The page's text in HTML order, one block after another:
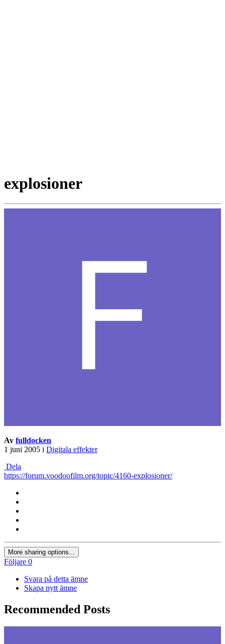
explosioner
Av fulldocken
1 juni 2005 i Digitala effekter
Dela
https://forum.voodoofilm.org/topic/4160-explosioner/
More sharing options...
Följare 0
Svara på detta ämne
Skapa nytt ämne
Recommended Posts